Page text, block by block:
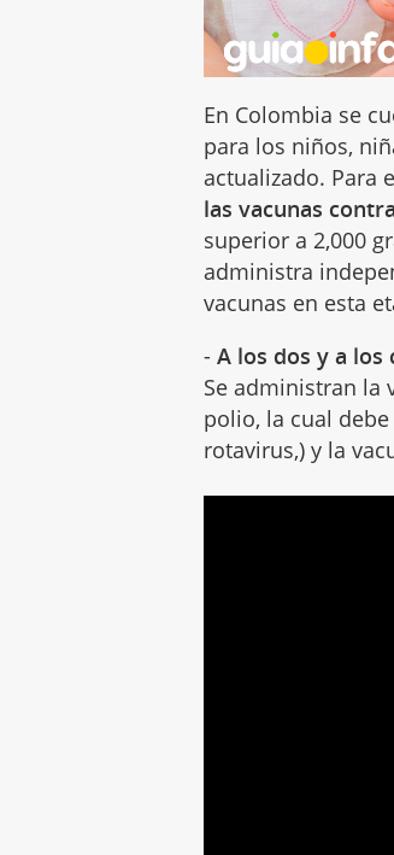
En Colombia se
para los niños,
actualizado. Para
las vacunas
superior a 2,000
administra
vacunas en esta
- A los dos y a los
Se administran la
polio, la cual
rotavirus,) y la